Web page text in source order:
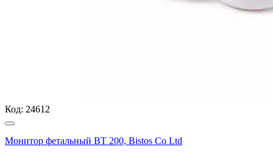
Код: 24612
Монитор фетальный ВТ 200, Bistos Co Ltd